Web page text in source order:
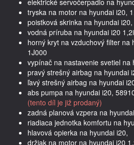
tryska na motor na hyundai i20,
poistková skrinka na hyundai i20,
vodná príruba na hyundai i20
horný kryt na vzduchový filter na
1J000
vypínač na nastavenie svetiel na
pravý strešný airbag na hyundai
ľavý strešný airbag na hyundai
abs pumpa na hyundai i20,
(tento díl je již prodaný)
zadná planová vzpera na
riadiaca jednotka komfortu na
hlavová opierka na hyundai i20,
držiak na motor na hyundai i20